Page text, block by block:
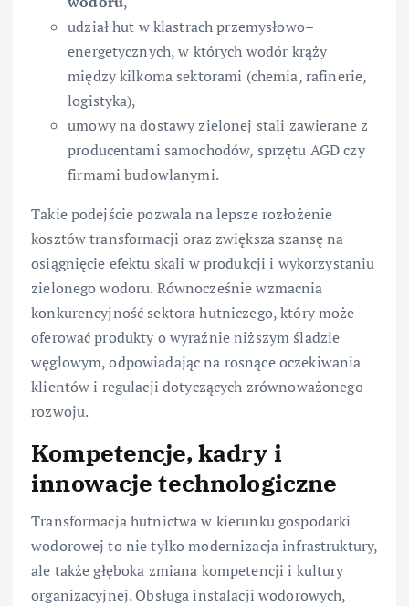
udział hut w klastrach przemysłowo–
energetycznych, w których wodór krąży
między kilkoma sektorami (chemia, rafinerie,
logistyka),
umowy na dostawy zielonej stali zawierane z
producentami samochodów, sprzętu AGD czy
firmami budowlanymi.
Takie podejście pozwala na lepsze rozłożenie
kosztów transformacji oraz zwiększa szansę na
osiągnięcie efektu skali w produkcji i wykorzystaniu
zielonego wodoru. Równocześnie wzmacnia
konkurencyjność sektora hutniczego, który może
oferować produkty o wyraźnie niższym śladzie
węglowym, odpowiadając na rosnące oczekiwania
klientów i regulacji dotyczących zrównoważonego
rozwoju.
Kompetencje, kadry i
innowacje technologiczne
Transformacja hutnictwa w kierunku gospodarki
wodorowej to nie tylko modernizacja infrastruktury,
ale także głęboka zmiana kompetencji i kultury
organizacyjnej. Obsługa instalacji wodorowych,